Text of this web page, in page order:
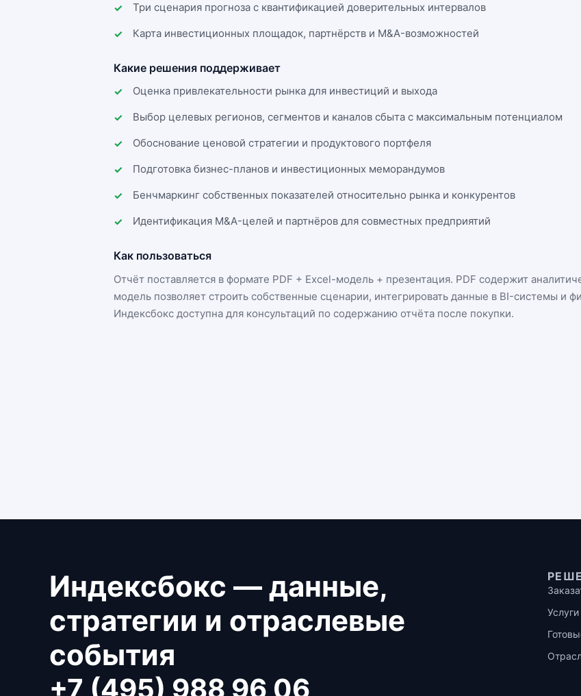
Три сценария прогноза с квантификацией доверительных интервалов
Карта инвестиционных площадок, партнёрств и M&A-возможностей
Какие решения поддерживает
Оценка привлекательности рынка для инвестиций и выхода
Выбор целевых регионов, сегментов и каналов сбыта с максимальным потенциалом
Обоснование ценовой стратегии и продуктового портфеля
Подготовка бизнес-планов и инвестиционных меморандумов
Бенчмаркинг собственных показателей относительно рынка и конкурентов
Идентификация M&A-целей и партнёров для совместных предприятий
Как пользоваться
Отчёт поставляется в формате PDF + Excel-модель + презентация. PDF содержит
модель позволяет строить собственные сценарии, интегрировать данные в BI-системы и
Индексбокс доступна для консультаций по содержанию отчёта после покупки.
Индексбокс — данные,
стратегии и отраслевые
события
+7 (495) 988 96 06
Услуги